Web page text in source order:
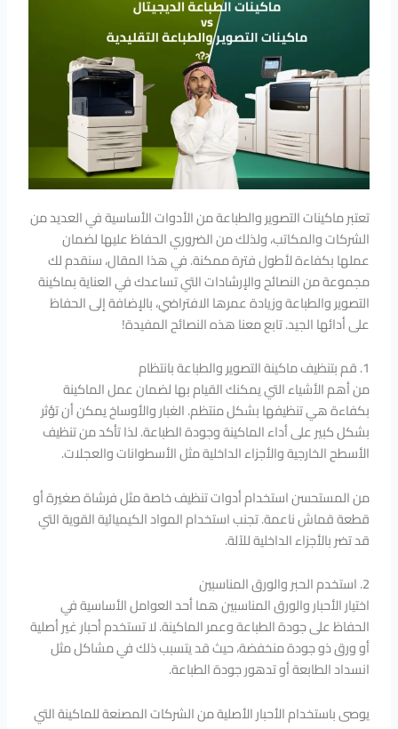
تعتبر ماكينات التصوير والطباعة من الأدوات الأساسية في العديد من
الشركات والمكاتب، ولذلك من الضروري الحفاظ عليها لضمان
عملها بكفاءة لأطول فترة ممكنة. في هذا المقال، سنقدم لك
مجموعة من النصائح والإرشادات التي تساعدك في العناية بماكينة
التصوير والطباعة وزيادة عمرها الافتراضي، بالإضافة إلى الحفاظ
على أدائها الجيد. تابع معنا هذه النصائح المفيدة!
1. قم بتنظيف ماكينة التصوير والطباعة بانتظام
من أهم الأشياء التي يمكنك القيام بها لضمان عمل الماكينة
بكفاءة هي تنظيفها بشكل منتظم. الغبار والأوساخ يمكن أن تؤثر
بشكل كبير على أداء الماكينة وجودة الطباعة. لذا تأكد من تنظيف
الأسطح الخارجية والأجزاء الداخلية مثل الأسطوانات والعجلات.
من المستحسن استخدام أدوات تنظيف خاصة مثل فرشاة صغيرة أو
قطعة قماش ناعمة. تجنب استخدام المواد الكيميائية القوية التي
قد تضر بالأجزاء الداخلية للآلة.
2. استخدم الحبر والورق المناسبين
اختيار الأحبار والورق المناسبين هما أحد العوامل الأساسية في
الحفاظ على جودة الطباعة وعمر الماكينة. لا تستخدم أحبار غير أصلية
أو ورق ذو جودة منخفضة، حيث قد يتسبب ذلك في مشاكل مثل
انسداد الطابعة أو تدهور جودة الطباعة.
يوصى باستخدام الأحبار الأصلية من الشركات المصنعة للماكينة التي